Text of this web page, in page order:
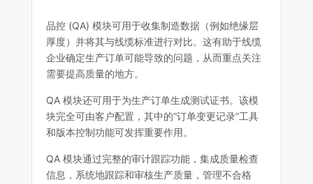
品控 (QA) 模块可用于收集制造数据（例如绝缘层
厚度）并将其与线缆标准进行对比。这有助于线缆
企业确定生产订单可能导致的问题，从而重点关注
需要提高质量的地方。
QA 模块还可用于为生产订单生成测试证书。该模
块完全可由客户配置，其中的“订单变更记录”工具
和版本控制功能可发挥重要作用。
QA 模块通过完整的审计跟踪功能，集成质量检查
信息，系统地跟踪和审核生产质量，管理不合格